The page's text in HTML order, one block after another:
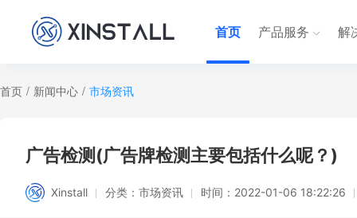
首页 产品服务 解
首页 / 新闻中心 / 市场资讯
广告检测(广告牌检测主要包括什么呢？)
Xinstall 分类： 市场资讯 时间： 2022-01-06 18:22:26